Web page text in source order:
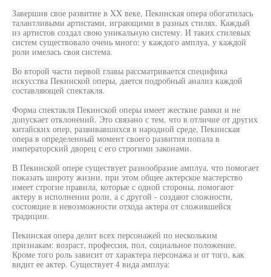
Завершив свое развитие в XX веке, Пекинская опера обогатилась
талантливыми артистами, играющими в разных стилях. Каждый
из артистов создал свою уникальную систему. И таких стилевых
систем существовало очень много: у каждого амплуа, у каждой
роли имелась своя система.
Во второй части первой главы рассматривается специфика
искусства Пекинской оперы, дается подробный анализ каждой
составляющей спектакля.
Форма спектакля Пекинской оперы имеет жесткие рамки и не
допускает отклонений. Это связано с тем, что в отличие от других
китайских опер, развивавшихся в народной среде, Пекинская
опера в определенный момент своего развития попала в
императорский дворец с его строгими законами.
В Пекинской опере существует разнообразие амплуа, что помогает
показать широту жизни, при этом общее актерское мастерство
имеет строгие правила, которые с одной стороны, помогают
актеру в исполнении роли, а с другой - создают сложности,
состоящие в невозможности отхода актера от сложившейся
традиции.
Пекинская опера делит всех персонажей по нескольким
признакам: возраст, профессия, пол, социальное положение.
Кроме того роль зависит от характера персонажа и от того, как
видит ее актер. Существует 4 вида амплуа: